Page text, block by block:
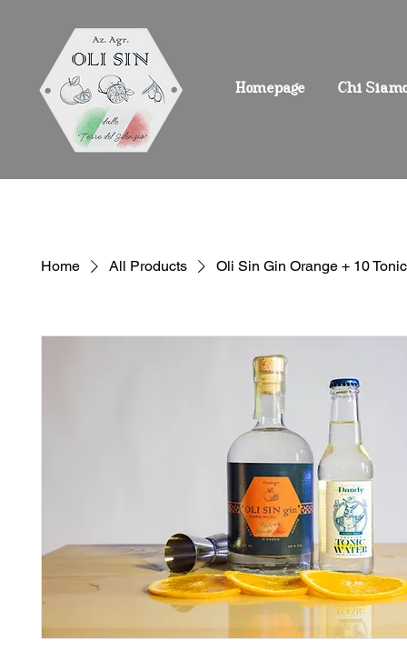
Homepage Chi
Home All Products Oli Sin Gin Orange + 10